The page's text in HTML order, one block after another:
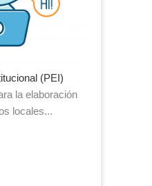
(PEI)
la elaboración
locales...